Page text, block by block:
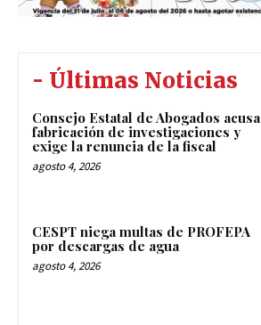
- Últimas Noticias
Consejo Estatal de Abogados acusa
fabricación de investigaciones y
exige la renuncia de la fiscal
agosto 4, 2026
CESPT niega multas de PROFEPA
por descargas de agua
agosto 4, 2026